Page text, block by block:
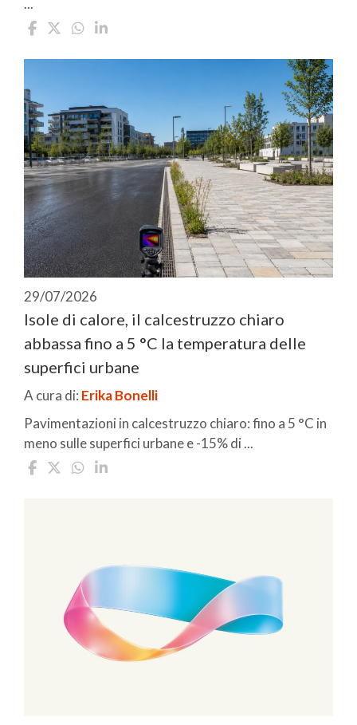
...
29/07/2026
Isole di calore, il calcestruzzo chiaro
abbassa fino a 5 °C la temperatura delle
superfici urbane
A cura di: Erika Bonelli
Pavimentazioni in calcestruzzo chiaro: fino a 5 °C in
meno sulle superfici urbane e -15% di ...